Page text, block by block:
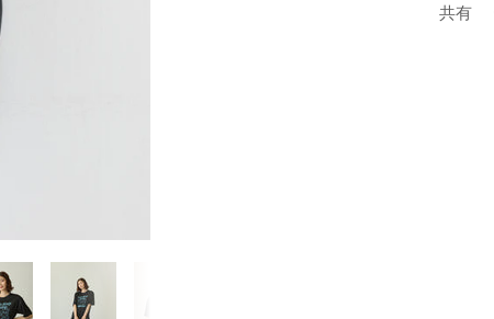
共有